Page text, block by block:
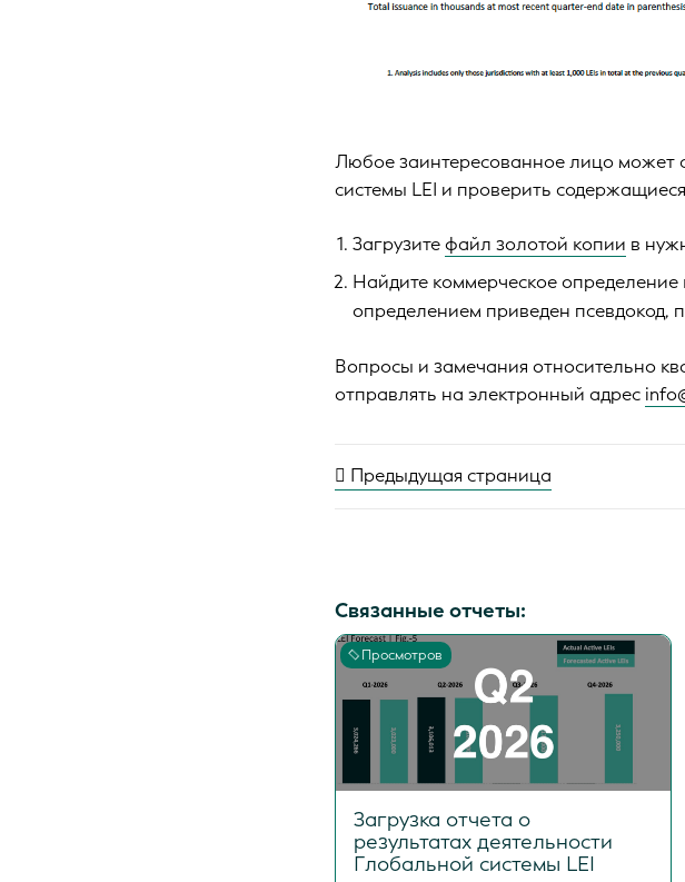
Любое заинтересованное лицо может
системы LEI и проверить
Загрузитефайл золотой копии в
Найдите коммерческое определение
определением приведен псевдокод,
Вопросы и замечания относительно
отправлять на электронный адрес
Предыдущая страница
Связанные отчеты:
Просмотров
Загрузка отчета о
результатах деятельности
Глобальной системы LEI